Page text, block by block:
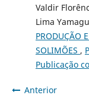
Valdir
Lima
PRODUÇÃO
SOLIMÕES ,
Publicação
Anterior